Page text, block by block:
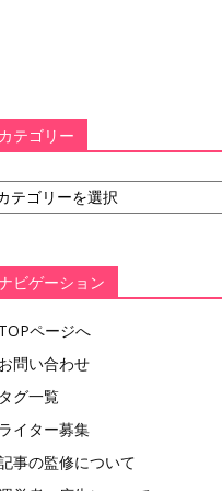
カテゴリー
ビゲーション
TOPページへ
お問い合わせ
タグ一覧
ライター募集
事の監修について